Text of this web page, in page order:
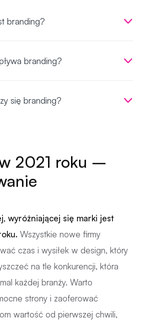
branding?
branding?
się branding?
2021 roku –
wyróżniającej się marki jest
Wszystkie nowe firmy
czas i wysiłek w design, który
na tle konkurencji, która
każdej branży. Warto
strony i zaoferować
wartość od pierwszej chwili,